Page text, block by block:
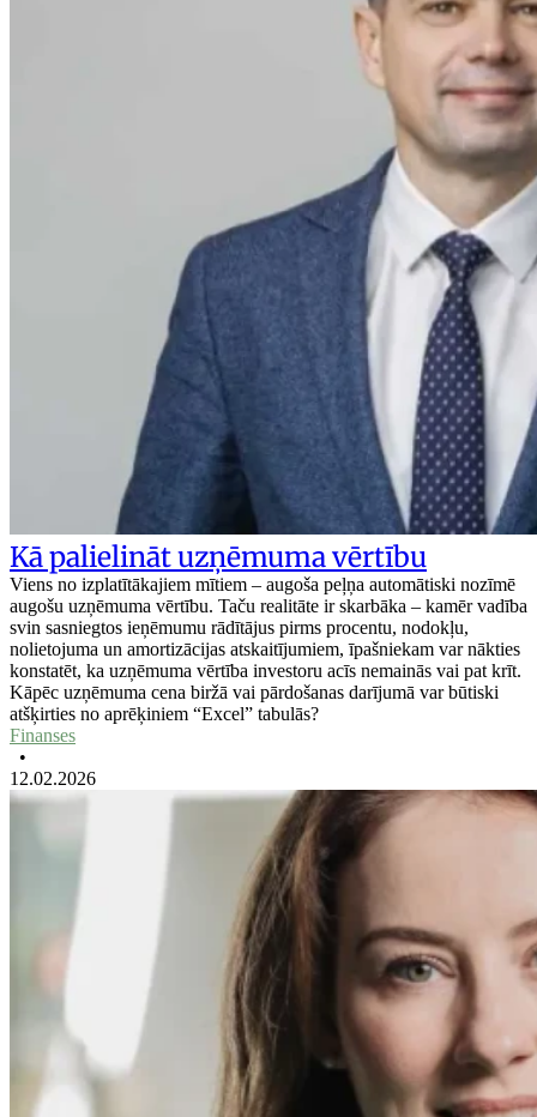
Kā palielināt uzņēmuma vērtību
Viens no izplatītākajiem mītiem – augoša peļņa automātiski nozīmē
augošu uzņēmuma vērtību. Taču realitāte ir skarbāka – kamēr vadība
svin sasniegtos ieņēmumu rādītājus pirms procentu, nodokļu,
nolietojuma un amortizācijas atskaitījumiem, īpašniekam var nākties
konstatēt, ka uzņēmuma vērtība investoru acīs nemainās vai pat krīt.
Kāpēc uzņēmuma cena biržā vai pārdošanas darījumā var būtiski
atšķirties no aprēķiniem “Excel” tabulās?
Finanses
•
12.02.2026